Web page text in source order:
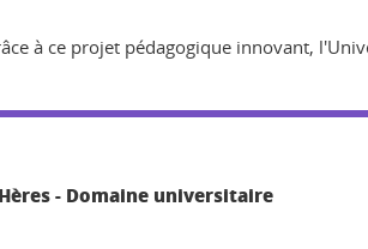
à ce projet pédagogique innovant,
- Domaine universitaire